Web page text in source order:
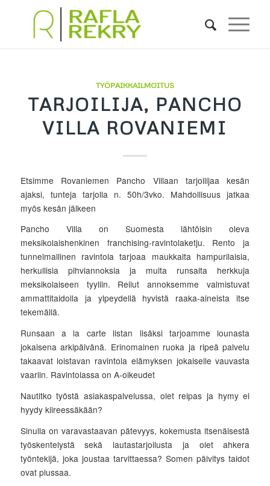
TYÖPAIKKAILMOITUS
TARJOILIJA, PANCHO
VILLA ROVANIEMI
Etsimme Rovaniemen Pancho Villaan tarjoilijaa kesän
ajaksi, tunteja tarjolla n. 50h/3vko. Mahdollisuus jatkaa
myös kesän jälkeen
Pancho Villa on Suomesta lähtöisin oleva
meksikolaishenkinen franchising-ravintolaketju. Rento ja
tunnelmallinen ravintola tarjoaa maukkaita hampurilaisia,
herkullisia pihviannoksia ja muita runsaita herkkuja
meksikolaiseen tyyliin. Reilut annoksemme valmistuvat
ammattitaidolla ja ylpeydellä hyvistä raaka-aineista itse
tekemällä.
Runsaan a la carte listan lisäksi tarjoamme lounasta
jokaisena arkipäivänä. Erinomainen ruoka ja ripeä palvelu
takaavat loistavan ravintola elämyksen jokaiselle vauvasta
vaariin. Ravintolassa on A-oikeudet
Nautitko työstä asiakaspalvelussa, olet reipas ja hymy ei
hyydy kiireessäkään?
Sinulla on varavastaavan pätevyys, kokemusta itsenäisestä
työskentelystä sekä lautastarjoilusta ja olet ahkera
työntekijä, joka joustaa tarvittaessa? Somen päivitys taidot
ovat plussaa.